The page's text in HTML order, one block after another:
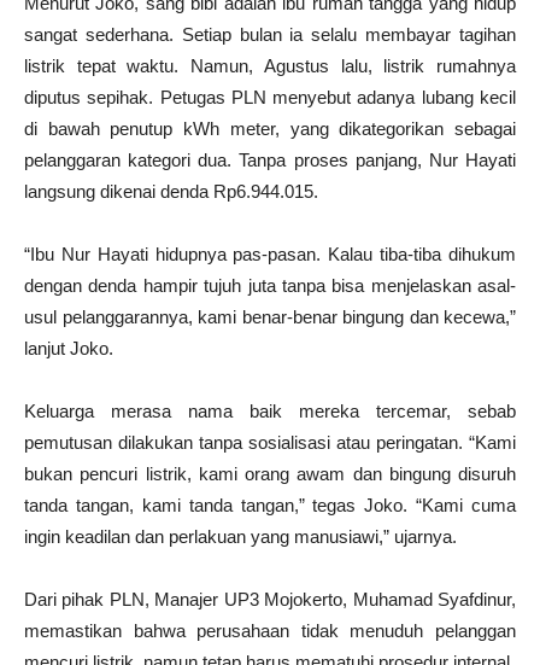
sangat sederhana. Setiap bulan ia selalu membayar tagihan
listrik tepat waktu. Namun, Agustus lalu, listrik rumahnya
diputus sepihak. Petugas PLN menyebut adanya lubang kecil
di bawah penutup kWh meter, yang dikategorikan sebagai
pelanggaran kategori dua. Tanpa proses panjang, Nur Hayati
langsung dikenai denda Rp6.944.015.
“Ibu Nur Hayati hidupnya pas-pasan. Kalau tiba-tiba dihukum
dengan denda hampir tujuh juta tanpa bisa menjelaskan asal-
usul pelanggarannya, kami benar-benar bingung dan kecewa,”
lanjut Joko.
Keluarga merasa nama baik mereka tercemar, sebab
pemutusan dilakukan tanpa sosialisasi atau peringatan. “Kami
bukan pencuri listrik, kami orang awam dan bingung disuruh
tanda tangan, kami tanda tangan,” tegas Joko. “Kami cuma
ingin keadilan dan perlakuan yang manusiawi,” ujarnya.
Dari pihak PLN, Manajer UP3 Mojokerto, Muhamad Syafdinur,
memastikan bahwa perusahaan tidak menuduh pelanggan